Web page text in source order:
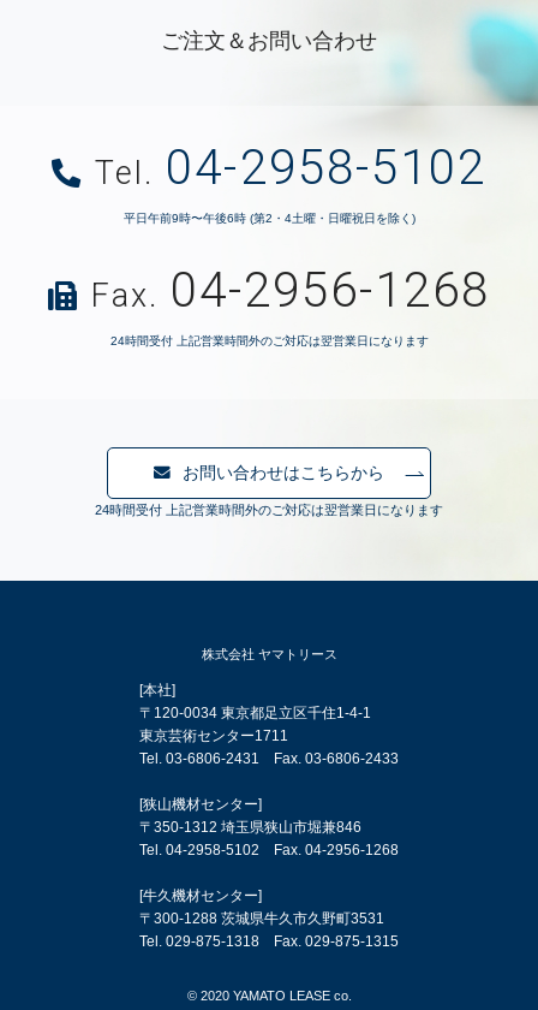
ご注文＆お問い合わせ
Tel. 04-2958-5102
平日午前9時〜午後6時 (第2・4土曜・日曜祝日を除く)
Fax. 04-2956-1268
24時間受付 上記営業時間外のご対応は翌営業日になります
お問い合わせはこちらから
24時間受付 上記営業時間外のご対応は翌営業日になります
株式会社 ヤマトリース
[本社]
〒120-0034 東京都足立区千住1-4-1
東京芸術センター1711
Tel. 03-6806-2431 Fax. 03-6806-2433
[狭山機材センター]
〒350-1312 埼玉県狭山市堀兼846
Tel. 04-2958-5102 Fax. 04-2956-1268
[牛久機材センター]
〒300-1288 茨城県牛久市久野町3531
Tel. 029-875-1318 Fax. 029-875-1315
© 2020 YAMATO LEASE co.